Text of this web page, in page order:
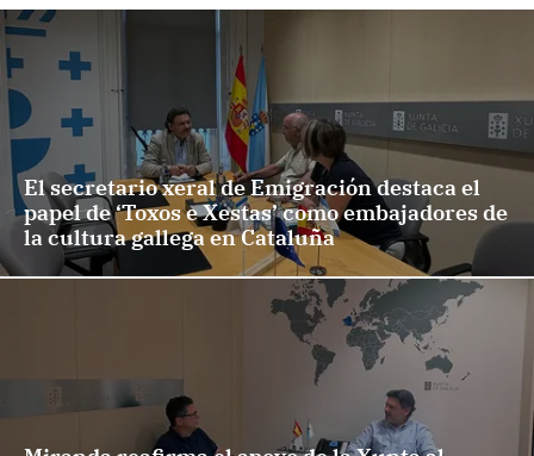
El secretario xeral de Emigración destaca el
papel de ‘Toxos e Xestas’ como embajadores de
la cultura gallega en Cataluña